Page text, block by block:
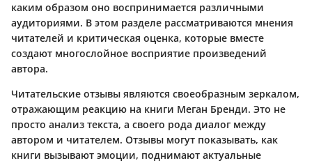
каким образом оно воспринимается различными
аудиториями. В этом разделе рассматриваются мнения
читателей и критическая оценка, которые вместе
создают многослойное восприятие произведений
автора.
Читательские отзывы являются своеобразным зеркалом,
отражающим реакцию на книги Меган Бренди. Это не
просто анализ текста, а своего рода диалог между
автором и читателем. Отзывы могут показывать, как
книги вызывают эмоции, поднимают актуальные